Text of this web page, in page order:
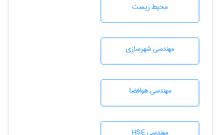
محيط زيست
مهندسی شهرسازی
مهندسی هوافضا